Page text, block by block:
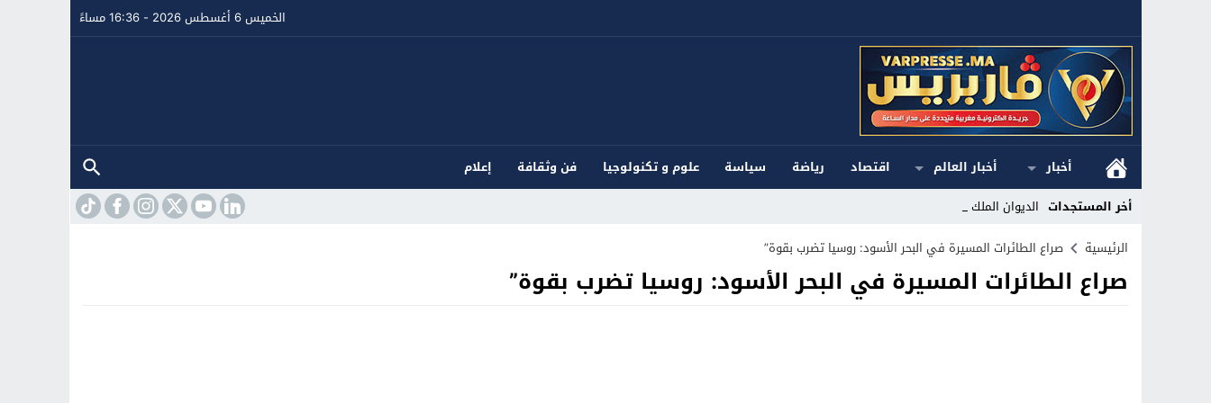
الخميس 6 أغسطس 2026 - 16:36 مساءً
أخبار أخبار العالم اقتصاد رياضة سياسة علوم و تكنولوجيا فن وثقافة
إعلام
أخر المستجدات الديوان الملكي ا_
Stop
Previous
الرئيسية صراع الطائرات المسيرة في البحر الأسود: روسيا تضرب بقوة”
صراع الطائرات المسيرة في البحر الأسود: روسيا تضرب بقوة”